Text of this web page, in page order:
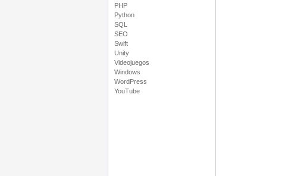
PHP
Python
SQL
SEO
Swift
Unity
Videojuegos
Windows
WordPress
YouTube